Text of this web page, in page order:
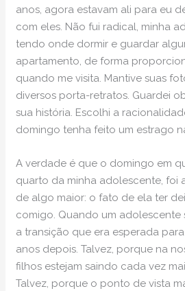
anos, agora estavam ali para eu
com eles. Não fui radical, minha
tendo onde dormir e guardar
apartamento, de forma
quando me visita. Mantive suas
diversos porta-retratos. Guardei
sua história. Escolhi a
domingo tenha feito um estrago
A verdade é que o domingo em
quarto da minha adolescente, foi
de algo maior: o fato de ela ter
comigo. Quando um adolescente
a transição que era esperada
anos depois. Talvez, porque na
filhos estejam saindo cada vez
Talvez, porque o ponto de vista